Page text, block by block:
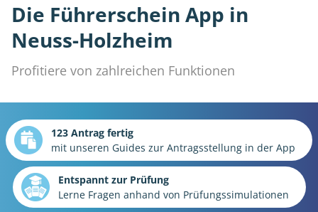
Die Führerschein App in
Neuss-Holzheim
Profitiere von zahlreichen Funktionen
123 Antrag fertig
mit unseren Guides zur Antragsstellung in der App
Entspannt zur Prüfung
Lerne Fragen anhand von Prüfungssimulationen